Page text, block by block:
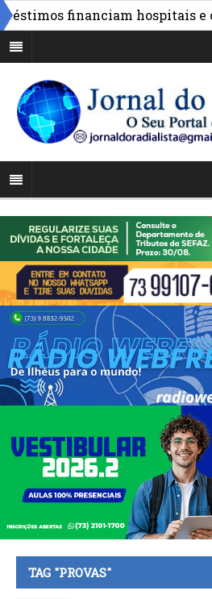
financiam hospitais e
TAG "PROVAS"